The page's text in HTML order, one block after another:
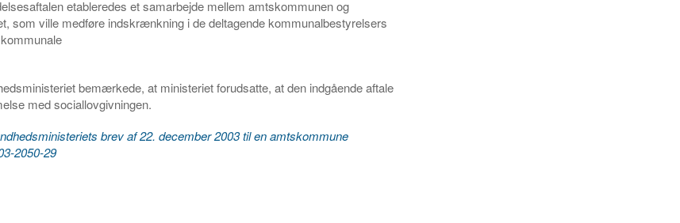
etableredes et samarbejde mellem amtskommunen og
som ville medføre indskrænkning i de deltagende kommunalbestyrelsers
bemærkede, at ministeriet forudsatte, at den indgående aftale
med sociallovgivningen.
brev af 22. december 2003 til en amtskommune
2050-29